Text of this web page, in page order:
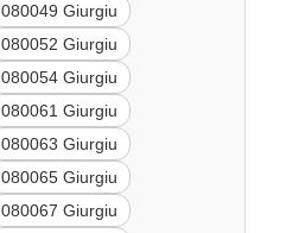
080049 Giurgiu
080052 Giurgiu
080054 Giurgiu
080061 Giurgiu
080063 Giurgiu
080065 Giurgiu
080067 Giurgiu